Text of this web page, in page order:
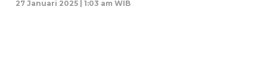
27 Januari 2025 | 1:03 am WIB